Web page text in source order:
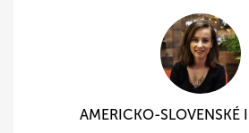
AMERICKO-SLOVENSKÉ